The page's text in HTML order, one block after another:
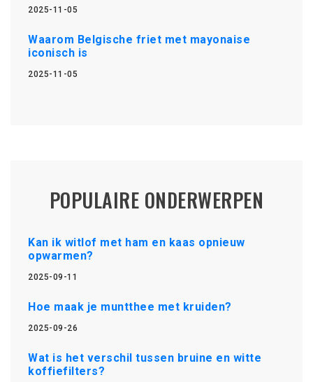
2025-11-05
Waarom Belgische friet met mayonaise
iconisch is
2025-11-05
POPULAIRE ONDERWERPEN
Kan ik witlof met ham en kaas opnieuw
opwarmen?
2025-09-11
Hoe maak je muntthee met kruiden?
2025-09-26
Wat is het verschil tussen bruine en witte
koffiefilters?